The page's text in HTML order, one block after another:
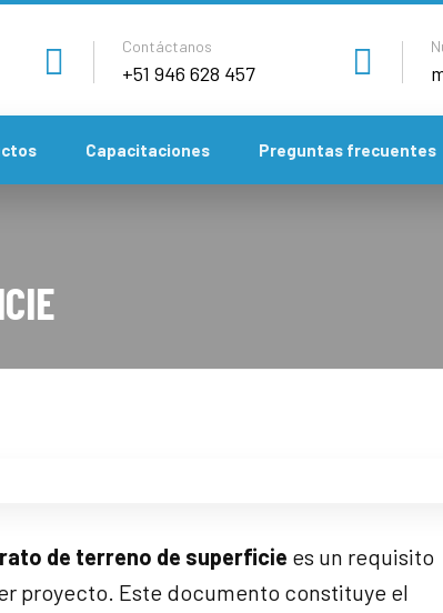
Contáctanos
+51 946 628 457
Capacitaciones Preguntas frecuentes
de terreno de superficie es un requisito
proyecto. Este documento constituye el